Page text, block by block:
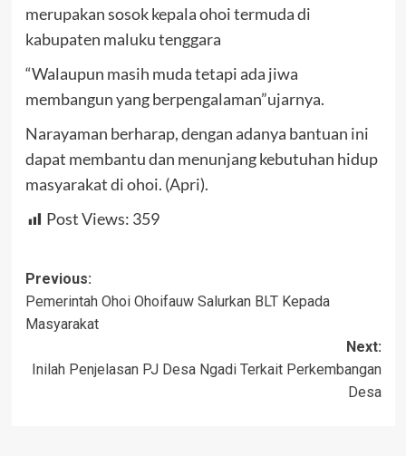
merupakan sosok kepala ohoi termuda di
kabupaten maluku tenggara
“Walaupun masih muda tetapi ada jiwa
membangun yang berpengalaman”ujarnya.
Narayaman berharap, dengan adanya bantuan ini
dapat membantu dan menunjang kebutuhan hidup
masyarakat di ohoi. (Apri).
Post Views: 359
Post
navigation
Previous:
Pemerintah Ohoi Ohoifauw Salurkan BLT Kepada
Masyarakat
Next:
Inilah Penjelasan PJ Desa Ngadi Terkait Perkembangan
Desa